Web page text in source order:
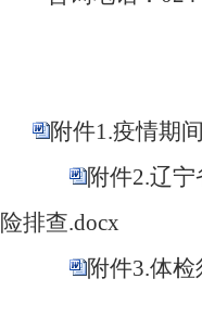
附件1.疫情期
附件2.辽
险排查.docx
附件3.体